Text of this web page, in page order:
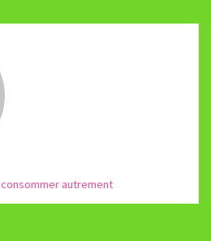
consommer autrement